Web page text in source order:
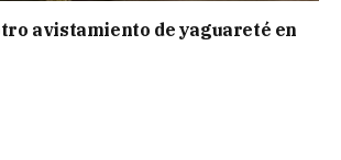
avistamiento de yaguareté en